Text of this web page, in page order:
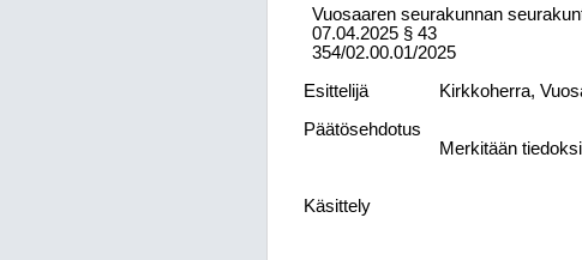
Vuosaaren seurakunnan
07.04.2025 § 43
354/02.00.01/2025
Esittelijä
Kirkkoherra,
Päätösehdotus
Merkitään
Käsittely